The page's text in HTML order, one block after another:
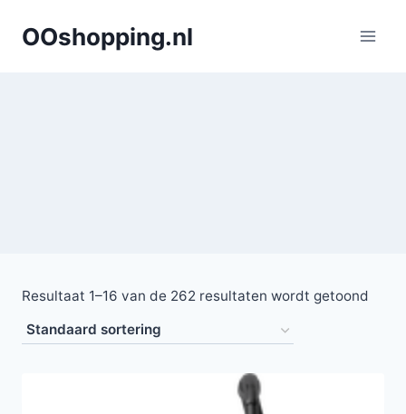
naarOOshopping.nl
Resultaat 1–16 van de 262 resultaten wordt getoond